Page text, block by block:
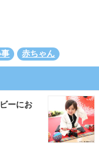
赤ちゃん
ーにお